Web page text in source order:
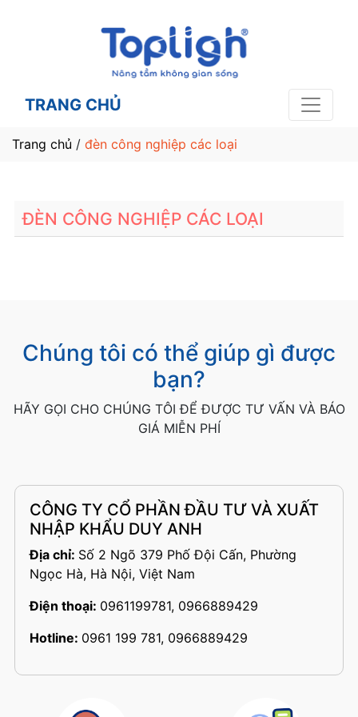
TRANG CHỦ
Trang chủ / đèn công nghiệp các loại
ĐÈN CÔNG NGHIỆP CÁC LOẠI
Chúng tôi có thể giúp gì được
bạn?
HÃY GỌI CHO CHÚNG TÔI ĐỂ ĐƯỢC TƯ VẤN VÀ BÁO
GIÁ MIỄN PHÍ
CÔNG TY CỔ PHẦN ĐẦU TƯ VÀ XUẤT
NHẬP KHẨU DUY ANH
Địa chỉ: Số 2 Ngõ 379 Phố Đội Cấn, Phường
Ngọc Hà, Hà Nội, Việt Nam
Điện thoại: 0961199781, 0966889429
Hotline: 0961 199 781, 0966889429